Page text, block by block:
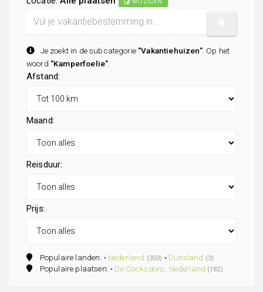
Je zoekt in de subcategorie "Vakantiehuizen". Op het
woord "Kamperfoelie"
Afstand:
Maand:
Reisduur:
Prijs:
Populaire landen: • Nederland (350) • Duitsland (3)
Populaire plaatsen: • De Cocksdorp, Nederland (182)